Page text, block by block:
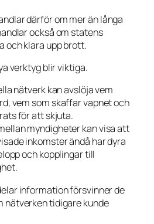
därför om mer än långa
också om statens
och klara upp brott.
verktyg blir viktiga.
nätverk kan avslöja vem
vem som skaffar vapnet och
för att skjuta.
myndigheter kan visa att
inkomster ändå har dyra
och kopplingar till
information försvinner de
nätverken tidigare kunde